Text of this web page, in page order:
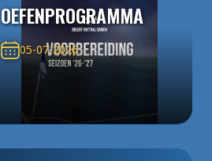
OEFENPROGRAMMA
05-07-2026